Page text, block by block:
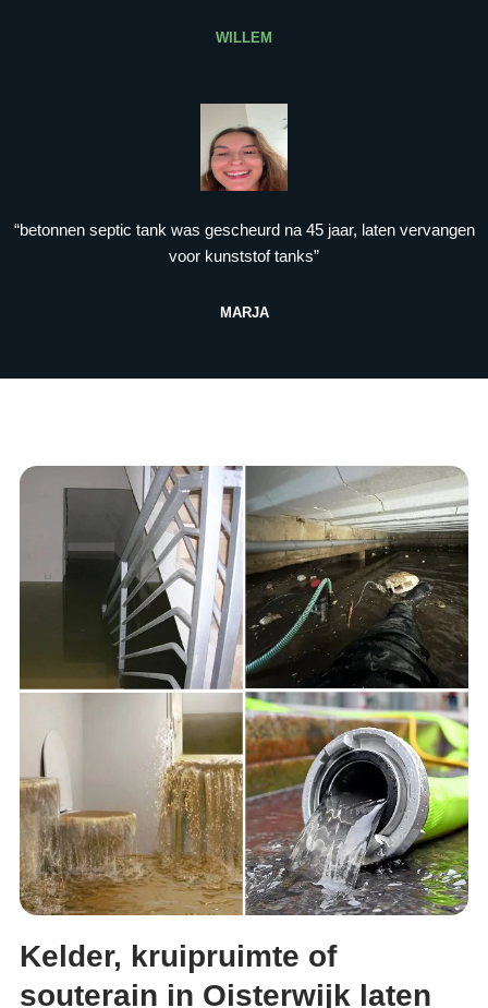
WILLEM
“betonnen septic tank was gescheurd na 45 jaar, laten vervangen
voor kunststof tanks”
MARJA
Kelder, kruipruimte of
souterain in Oisterwijk laten